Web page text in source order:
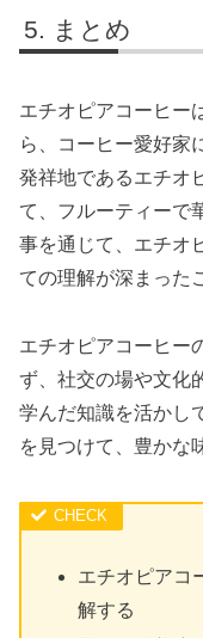
まとめ
エチオピアコーヒー
ら、コーヒー愛好家
発祥地であるエチオ
て、フルーティーで
事を通じて、エチオ
ての理解が深まった
エチオピアコーヒー
ず、社交の場や文化
学んだ知識を活かし
を見つけて、豊かな
エチオピアコ
解する